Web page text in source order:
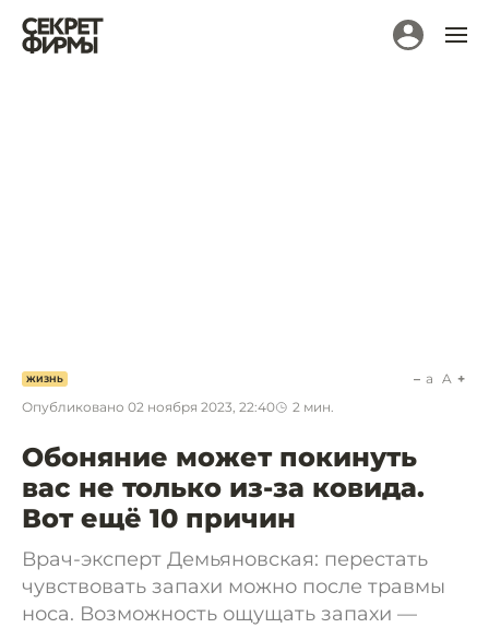
ЖИЗНЬ
Опубликовано 02 ноября 2023, 22:40 2 мин.
a A
Обоняние может покинуть
вас не только из-за ковида.
Вот ещё 10 причин
Врач-эксперт Демьяновская: перестать
чувствовать запахи можно после травмы
носа. Возможность ощущать запахи —